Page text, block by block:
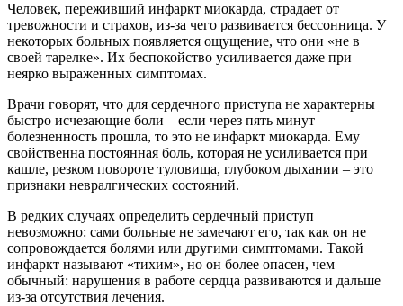
Человек, переживший инфаркт миокарда, страдает от
тревожности и страхов, из-за чего развивается бессонница. У
некоторых больных появляется ощущение, что они «не в
своей тарелке». Их беспокойство усиливается даже при
неярко выраженных симптомах.
Врачи говорят, что для сердечного приступа не характерны
быстро исчезающие боли – если через пять минут
болезненность прошла, то это не инфаркт миокарда. Ему
свойственна постоянная боль, которая не усиливается при
кашле, резком повороте туловища, глубоком дыхании – это
признаки невралгических состояний.
В редких случаях определить сердечный приступ
невозможно: сами больные не замечают его, так как он не
сопровождается болями или другими симптомами. Такой
инфаркт называют «тихим», но он более опасен, чем
обычный: нарушения в работе сердца развиваются и дальше
из-за отсутствия лечения.